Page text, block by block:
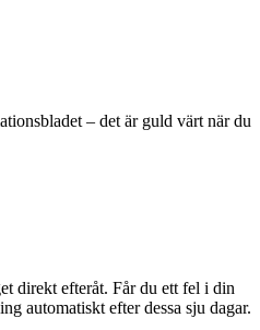
– det är guld värt när du
direkt efteråt. Får du ett fel i din
automatiskt efter dessa sju dagar.